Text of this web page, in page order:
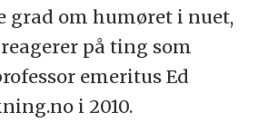
grad om humøret i nuet,
på ting som
emeritus Ed
i 2010.